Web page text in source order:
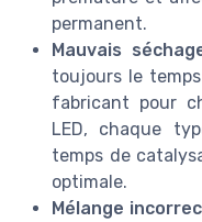
permanent.
Mauvais
toujours le
fabricant pour
LED, chaque
temps de
optimale.
Mélange